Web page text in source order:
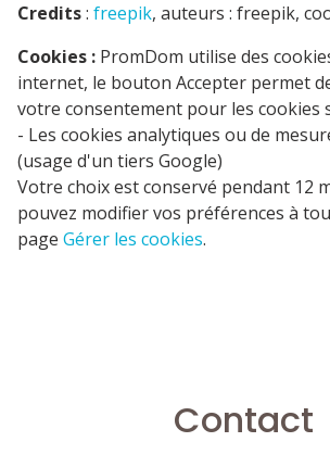
Credits: freepik, auteurs : freepik,
Cookies : PromDom utilise des
internet, le bouton Accepter permet
votre consentement pour les cookies
- Les cookies analytiques ou de
(usage d'un tiers Google)
Votre choix est conservé pendant 12
pouvez modifier vos préférences à
page Gérer les cookies.
Contact